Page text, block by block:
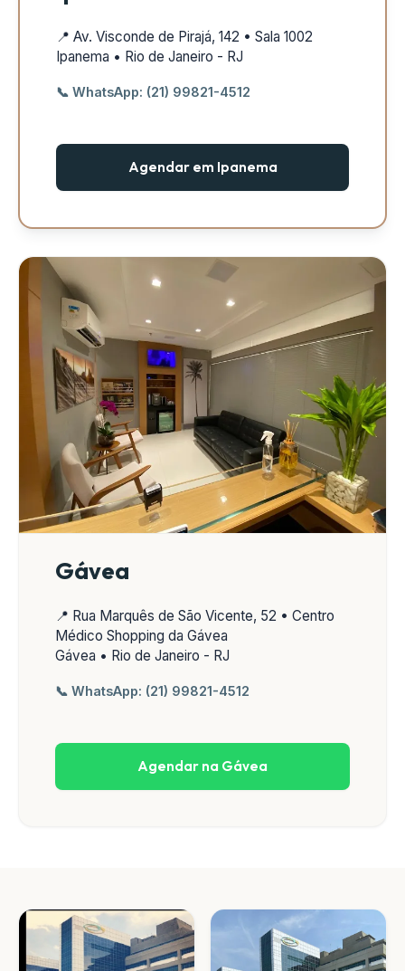
📍 Av. Visconde de Pirajá, 142 • Sala 1002
Ipanema • Rio de Janeiro - RJ
📞 WhatsApp: (21) 99821-4512
Agendar em Ipanema
Gávea
📍 Rua Marquês de São Vicente, 52 • Centro
Médico Shopping da Gávea
Gávea • Rio de Janeiro - RJ
📞 WhatsApp: (21) 99821-4512
Agendar na Gávea